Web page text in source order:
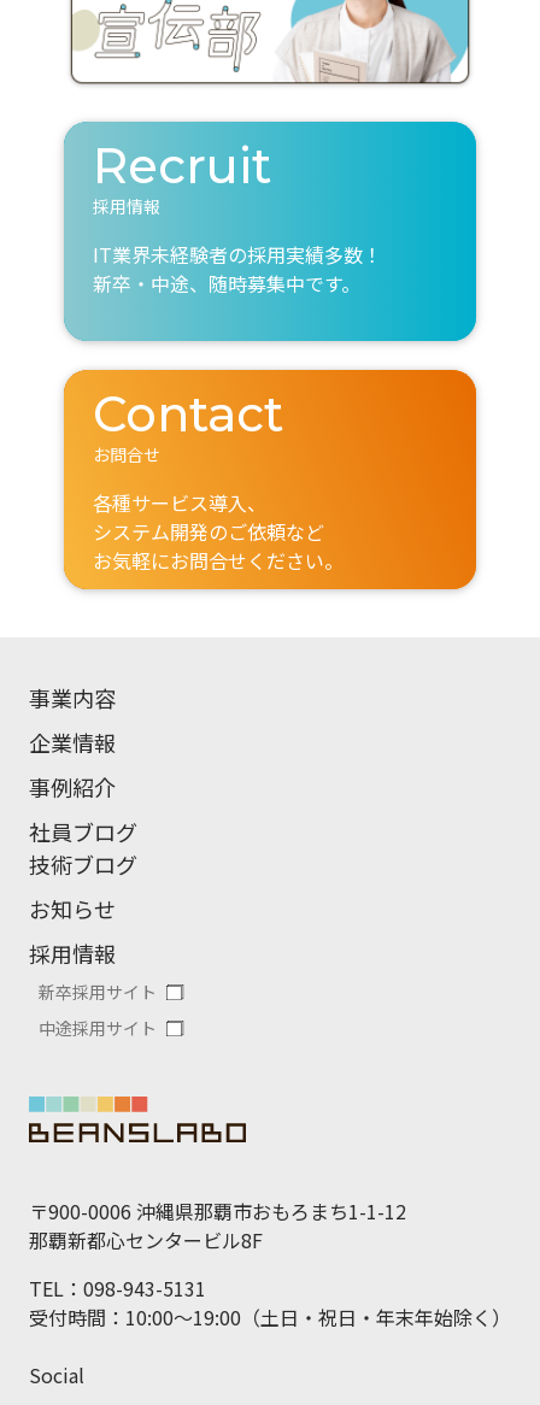
Recruit
採用情報
IT業界未経験者の採用実績多数！
新卒・中途、随時募集中です。
Contact
お問合せ
各種サービス導入、
システム開発のご依頼など
お気軽にお問合せください。
事業内容
企業情報
事例紹介
社員ブログ
技術ブログ
お知らせ
採用情報
新卒採用サイト
中途採用サイト
〒900-0006 沖縄県那覇市おもろまち1-1-12
那覇新都心センタービル8F
TEL：098-943-5131
受付時間：10:00～19:00（土日・祝日・年末年始除く）
Social